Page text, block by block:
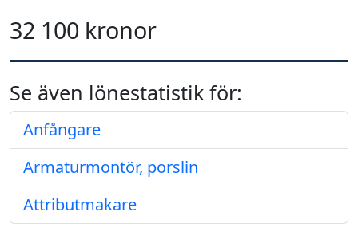
32 100 kronor
Se även lönestatistik för:
Anfångare
Armaturmontör, porslin
Attributmakare